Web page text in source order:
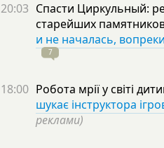
20:03 Спасти Циркульный:
старейших
и не началась,
7
18:00 Робота мрії у світі
шукає інструктора
реклами)